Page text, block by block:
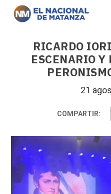
RICARDO
ESCENARIO
21
COMPARTIR: